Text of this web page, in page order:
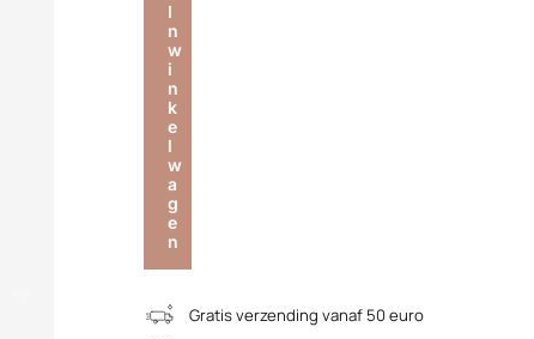
I
n
w
i
n
k
e
l
w
a
g
e
n
Gratis verzending vanaf 50 euro